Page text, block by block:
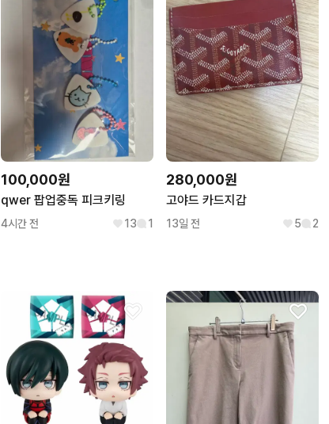
100,000원
qwer 팝업중독 피크키링
4시간 전 13 1
280,000원
고야드 카드지갑
13일 전 5 2